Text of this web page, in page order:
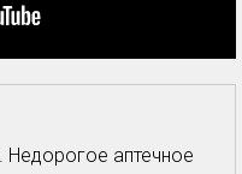
аптечное